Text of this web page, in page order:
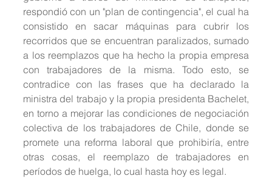
respondió con un "plan de contingencia", el cual ha
consistido en sacar máquinas para cubrir los
recorridos que se encuentran paralizados, sumado
a los reemplazos que ha hecho la propia empresa
con trabajadores de la misma. Todo esto, se
contradice con las frases que ha declarado la
ministra del trabajo y la propia presidenta Bachelet,
en torno a mejorar las condiciones de negociación
colectiva de los trabajadores de Chile, donde se
promete una reforma laboral que prohibiría, entre
otras cosas, el reemplazo de trabajadores en
períodos de huelga, lo cual hasta hoy es legal.